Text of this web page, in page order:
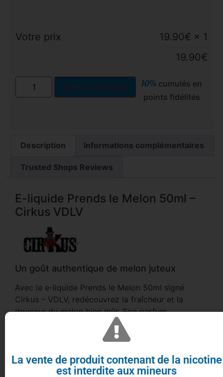
Votre prix 19.90€ × 1
19.90€
Ajouter au panier 10% cumulés en
points fidélités
Description Informations complémentaires
Trusted Shops Reviews
E-liquide Prends le Melon 50ml –
Cirkus VDLV
Un goût authentique de melon juteux
Avec le e-liquide Prends le Melon 50ml signé
Cirkus – VDLV, redécouvrez la fraîcheur et la
douceur du melon bien mûr. Son parfum
naturellement sucré et gorgé de soleil en fait un
incontournable pour les amateurs de saveurs
Un e-liquide grand format pratique
La vente de produit contenant de la nicotine
est interdite aux mineurs